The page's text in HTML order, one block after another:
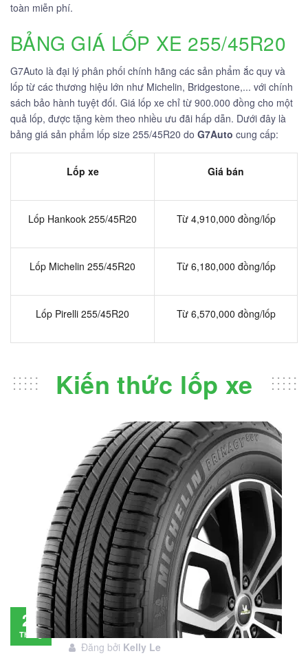
toàn miễn phí.
BẢNG GIÁ LỐP XE 255/45R20
G7Auto là đại lý phân phối chính hãng các sản phẩm ắc quy và
lốp từ các thương hiệu lớn như Michelin, Bridgestone,... với chính
sách bảo hành tuyệt đối. Giá lốp xe chỉ từ 900.000 đồng cho một
quả lốp, được tặng kèm theo nhiều ưu đãi hấp dẫn. Dưới đây là
bảng giá sản phẩm lốp size 255/45R20 do G7Auto cung cấp:
Lốp xe Giá bán
Lốp Hankook 255/45R20 Từ 4,910,000 đồng/lốp
Lốp Michelin 255/45R20 Từ 6,180,000 đồng/lốp
Lốp Pirelli 255/45R20 Từ 6,570,000 đồng/lốp
Kiến thức lốp xe
28
Tháng
Đánh giá lốp Michelin Primacy SUV: Đáng
đầu tư không?
Đăng bởi Kelly Le